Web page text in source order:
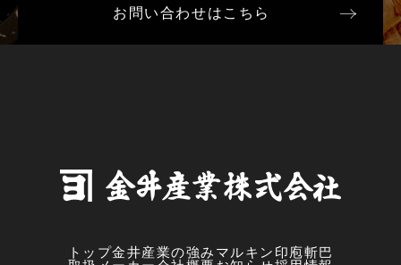
お問い合わせはこちら
トップ金井産業の強み マルキン印 庖斬巴